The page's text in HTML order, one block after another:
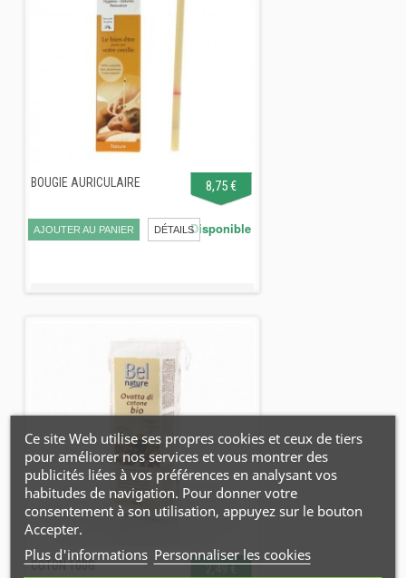
BOUGIE AURICULAIRE 8,75 €
AJOUTER AU PANIER DÉTAILSDisponible
COTON 100G 2,49 €
Ce site Web utilise ses propres cookies et ceux de tiers
pour améliorer nos services et vous montrer des
publicités liées à vos préférences en analysant vos
habitudes de navigation. Pour donner votre
consentement à son utilisation, appuyez sur le bouton
Accepter.
Plus d'informations Personnaliser les cookies